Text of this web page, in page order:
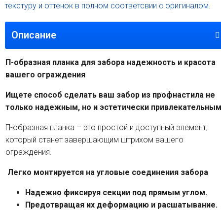
текстуру и оттенок в полном соответсвии с оригиналом.
Описание
П-образная планка для забора надежность и красота
вашего ограждения
Ищете способ сделать ваш забор из профнастила не
только надежным, но и эстетически
П-образная планка – это простой и доступный элемент,
который станет завершающим штрихом вашего
ограждения.
Легко монтируется на угловые соединения забора
Надежно фиксируя секции под прямым углом.
Предотвращая их деформацию и расшатывание.